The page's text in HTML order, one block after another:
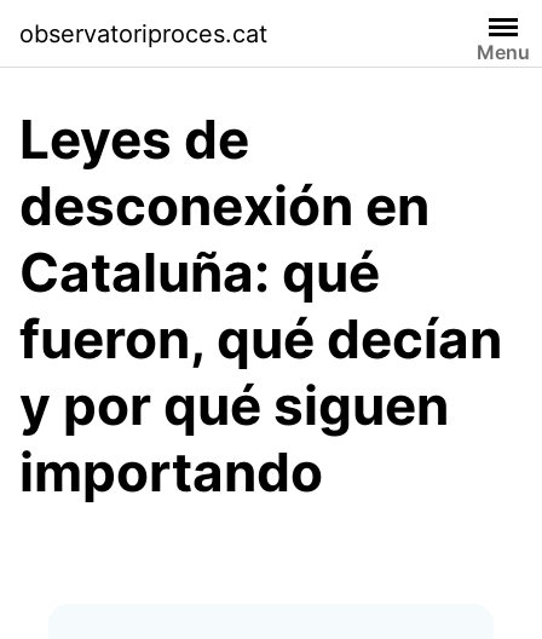
content
observatoriproces.cat
Menu
Leyes de
desconexión en
Cataluña: qué
fueron, qué decían
y por qué siguen
importando